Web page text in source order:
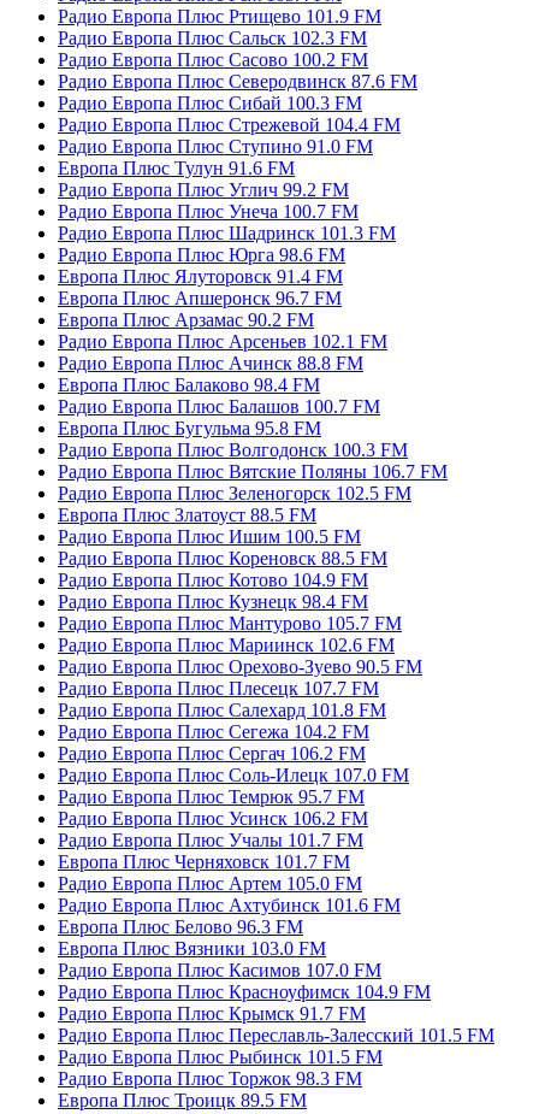
Радио Европа Плюс Ртищево 101.9 FM
Радио Европа Плюс Сальск 102.3 FM
Радио Европа Плюс Сасово 100.2 FM
Радио Европа Плюс Северодвинск 87.6 FM
Радио Европа Плюс Сибай 100.3 FM
Радио Европа Плюс Стрежевой 104.4 FM
Радио Европа Плюс Ступино 91.0 FM
Европа Плюс Тулун 91.6 FM
Радио Европа Плюс Углич 99.2 FM
Радио Европа Плюс Унеча 100.7 FM
Радио Европа Плюс Шадринск 101.3 FM
Радио Европа Плюс Юрга 98.6 FM
Европа Плюс Ялуторовск 91.4 FM
Европа Плюс Апшеронск 96.7 FM
Европа Плюс Арзамас 90.2 FM
Радио Европа Плюс Арсеньев 102.1 FM
Радио Европа Плюс Ачинск 88.8 FM
Европа Плюс Балаково 98.4 FM
Радио Европа Плюс Балашов 100.7 FM
Европа Плюс Бугульма 95.8 FM
Радио Европа Плюс Волгодонск 100.3 FM
Радио Европа Плюс Вятские Поляны 106.7 FM
Радио Европа Плюс Зеленогорск 102.5 FM
Европа Плюс Златоуст 88.5 FM
Радио Европа Плюс Ишим 100.5 FM
Радио Европа Плюс Кореновск 88.5 FM
Радио Европа Плюс Котово 104.9 FM
Радио Европа Плюс Кузнецк 98.4 FM
Радио Европа Плюс Мантурово 105.7 FM
Радио Европа Плюс Мариинск 102.6 FM
Радио Европа Плюс Орехово-Зуево 90.5 FM
Радио Европа Плюс Плесецк 107.7 FM
Радио Европа Плюс Салехард 101.8 FM
Радио Европа Плюс Сегежа 104.2 FM
Радио Европа Плюс Сергач 106.2 FM
Радио Европа Плюс Соль-Илецк 107.0 FM
Радио Европа Плюс Темрюк 95.7 FM
Радио Европа Плюс Усинск 106.2 FM
Радио Европа Плюс Учалы 101.7 FM
Европа Плюс Черняховск 101.7 FM
Радио Европа Плюс Артем 105.0 FM
Радио Европа Плюс Ахтубинск 101.6 FM
Европа Плюс Белово 96.3 FM
Европа Плюс Вязники 103.0 FM
Радио Европа Плюс Касимов 107.0 FM
Радио Европа Плюс Красноуфимск 104.9 FM
Радио Европа Плюс Крымск 91.7 FM
Радио Европа Плюс Переславль-Залесский 101.5 FM
Радио Европа Плюс Рыбинск 101.5 FM
Радио Европа Плюс Торжок 98.3 FM
Европа Плюс Троицк 89.5 FM